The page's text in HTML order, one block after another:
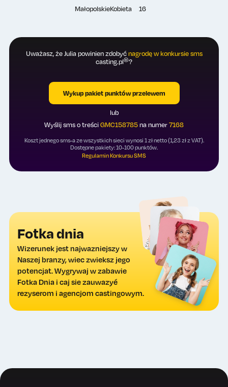
MałopolskieKobieta 16
Uważasz, że Julia powinien zdobyćnagrodę w konkursie sms
casting.pl®?
Wykup pakiet punktów przelewem
lub
Wyślij sms o treściGMC158785na numer7168
Koszt jednego sms-a ze wszystkich sieci wynosi 1 zł netto (1,23 zł z VAT).
Dostępne pakiety: 10-100 punktów.
Regulamin Konkursu SMS
Fotka dnia
Wizerunek jest najwazniejszy w
Naszej branzy, wiec zwieksz jego
potencjat. Wygrywaj w zabawie
Fotka Dnia i caj sie zauwazyé
rezyserom i agencjom castingowym.